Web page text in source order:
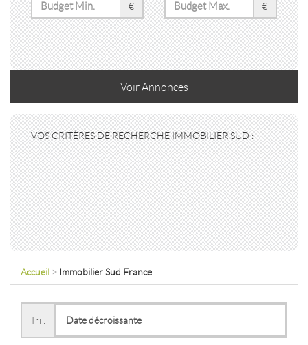
€ €
VoirAnnonces
VOS CRITÈRES DE RECHERCHE IMMOBILIER SUD :
Accueil > Immobilier Sud France
Tri :
VENTEAPPARTEMENT P4EMMÉNAGEZ